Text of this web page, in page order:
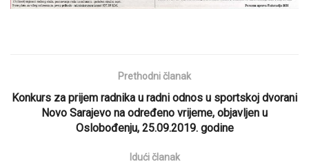
Prethodni članak
Konkurs za prijem radnika u radni odnos u sportskoj dvorani
Novo Sarajevo na određeno vrijeme, objavljen u
Oslobođenju, 25.09.2019. godine
Idući članak